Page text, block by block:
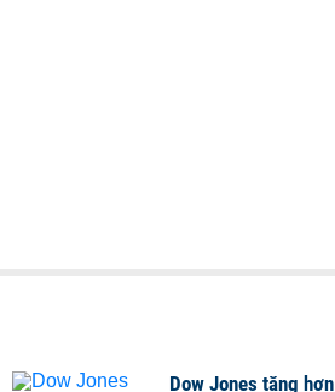
Dow Jones tăng hơn